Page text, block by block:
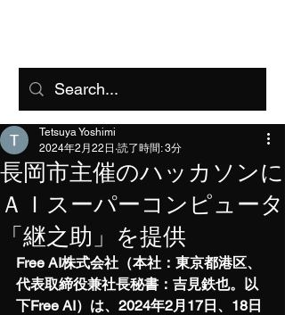
長岡市主催のハッカソンに
ＡＩスーパーコンピュータ
「継之助」を提供
Tetsuya Yoshimi
2024年2月22日 読了時間: 3分
Free AI株式会社（本社：東京都港区、
代表取締役兼社長秘書：吉見鉄也。以
下Free AI）は、2024年2月17日、18日